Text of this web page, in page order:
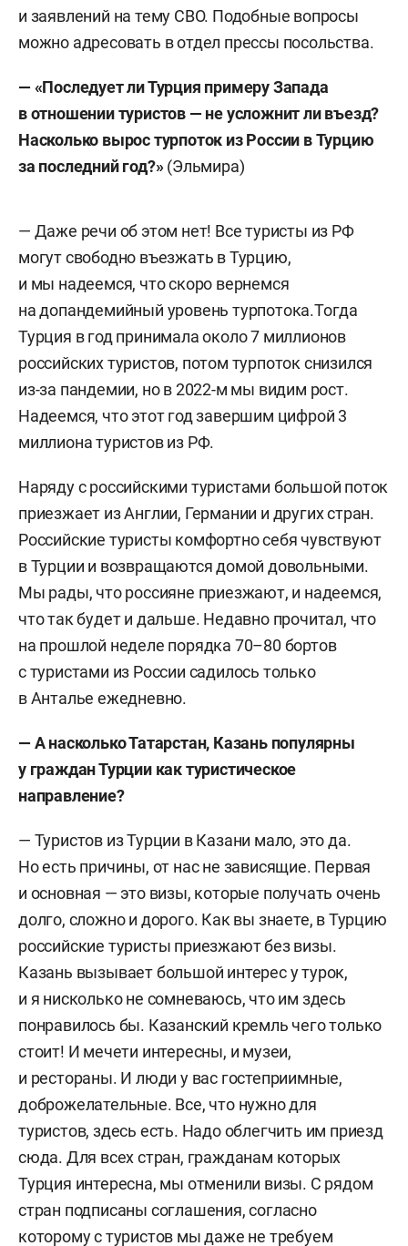
и заявлений на тему СВО. Подобные вопросы
можно адресовать в отдел прессы посольства.
— «Последует ли Турция примеру Запада
в отношении туристов — не усложнит ли въезд?
Насколько вырос турпоток из России в Турцию
за последний год?»(Эльмира)
— Даже речи об этом нет! Все туристы из РФ
могут свободно въезжать в Турцию,
и мы надеемся, что скоро вернемся
на допандемийный уровень турпотока.Тогда
Турция в год принимала около 7 миллионов
российских туристов, потом турпоток снизился
из-за пандемии, но в 2022-м мы видим рост.
Надеемся, что этот год завершим цифрой 3
миллиона туристов из РФ.
Наряду с российскими туристами большой поток
приезжает из Англии, Германии и других стран.
Российские туристы комфортно себя чувствуют
в Турции и возвращаются домой довольными.
Мы рады, что россияне приезжают, и надеемся,
что так будет и дальше. Недавно прочитал, что
на прошлой неделе порядка 70–80 бортов
с туристами из России садилось только
в Анталье ежедневно.
— А насколько Татарстан, Казань популярны
у граждан Турции как туристическое
направление?
— Туристов из Турции в Казани мало, это да.
Но есть причины, от нас не зависящие. Первая
и основная — это визы, которые получать очень
долго, сложно и дорого. Как вы знаете, в Турцию
российские туристы приезжают без визы.
Казань вызывает большой интерес у турок,
и я нисколько не сомневаюсь, что им здесь
понравилось бы. Казанский кремль чего только
стоит! И мечети интересны, и музеи,
и рестораны. И люди у вас гостеприимные,
доброжелательные. Все, что нужно для
туристов, здесь есть. Надо облегчить им приезд
сюда. Для всех стран, гражданам которых
Турция интересна, мы отменили визы. С рядом
стран подписаны соглашения, согласно
которому с туристов мы даже не требуем